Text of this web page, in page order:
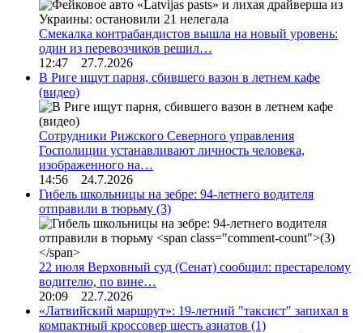
Смекалка контрабандистов вышла на новый уровень:
один из перевозчиков решил…
12:47 27.7.2026
В Риге ищут парня, сбившего вазон в летнем кафе
(видео)
Сотрудники Рижского Северного управления
Госполиции устанавливают личность человека,
изображенного на…
14:56 24.7.2026
Гибель школьницы на зебре: 94-летнего водителя
отправили в тюрьму (3)
22 июля Верховный суд (Сенат) сообщил: престарелому
водителю, по вине…
20:09 22.7.2026
«Латвийский маршрут»: 19-летний "таксист" запихал в
компактный кроссовер шесть азиатов (1)